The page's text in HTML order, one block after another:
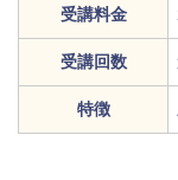
受講料金
受講回数
特徴